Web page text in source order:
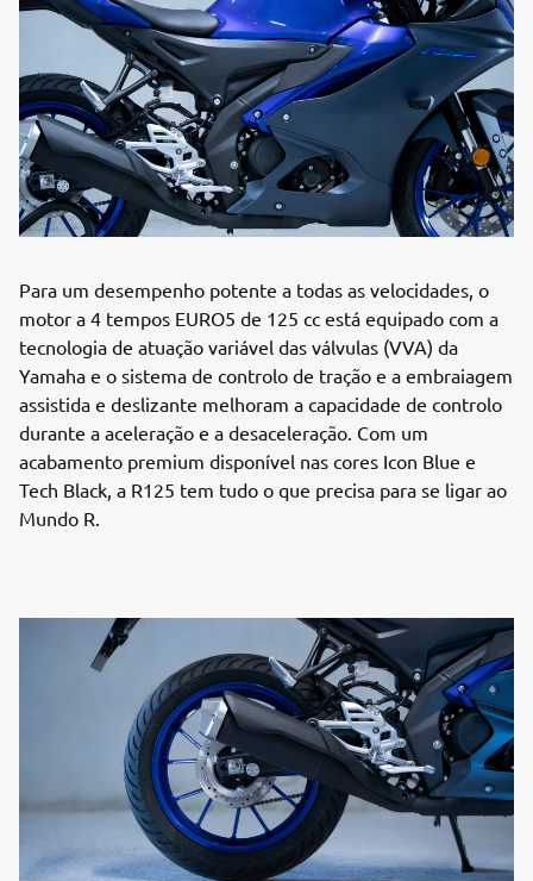
Para um desempenho potente a todas as velocidades, o
motor a 4 tempos EURO5 de 125 cc está equipado com a
tecnologia de atuação variável das válvulas (VVA) da
Yamaha e o sistema de controlo de tração e a embraiagem
assistida e deslizante melhoram a capacidade de controlo
durante a aceleração e a desaceleração. Com um
acabamento premium disponível nas cores Icon Blue e
Tech Black, a R125 tem tudo o que precisa para se ligar ao
Mundo R.